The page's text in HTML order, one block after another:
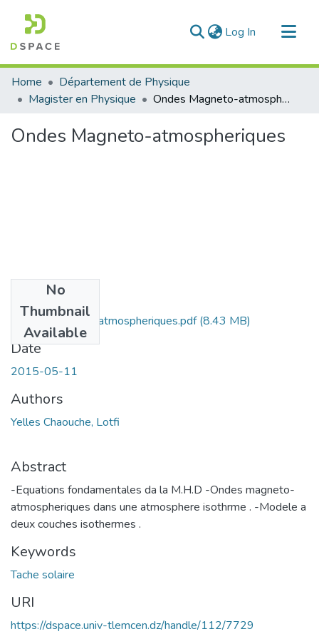
Log In (current)
Communities & Collections
All of DSpace
Home
Département de Physique
Magister en Physique
Ondes Magneto-atmospheriques
Ondes Magneto-atmospheriques
No
Thumbnail
Available
Ondes-Magneto-atmospheriques.pdf(8.43 MB)
Date
2015-05-11
Authors
Yelles Chaouche, Lotfi
Abstract
-Equations fondamentales da la M.H.D -Ondes magneto-
atmospheriques dans une atmosphere isothrme . -Modele a
deux couches isothermes .
Keywords
Tache solaire
URI
https://dspace.univ-tlemcen.dz/handle/112/7729